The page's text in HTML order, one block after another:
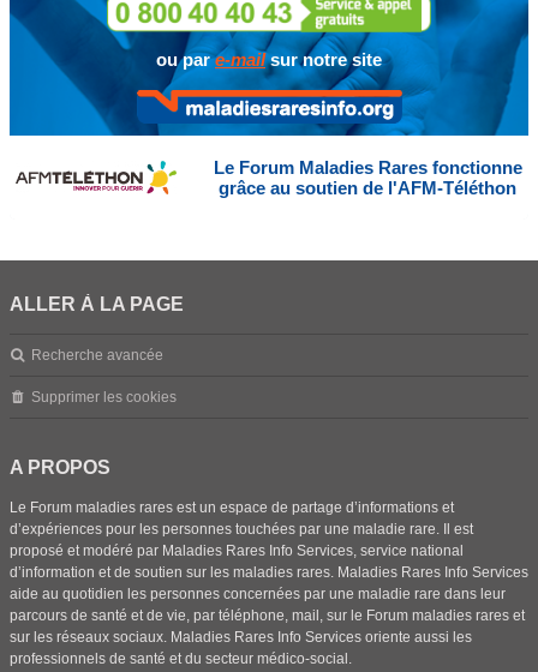
ou pare-mailsur notre site
Le Forum Maladies Rares fonctionne
grâce au soutien de l'AFM-Téléthon
ALLER À LA PAGE
Recherche avancée
Supprimer les cookies
A PROPOS
Le Forum maladies rares est un espace de partage d’informations et
d’expériences pour les personnes touchées par une maladie rare. Il est
proposé et modéré par Maladies Rares Info Services, service national
d’information et de soutien sur les maladies rares. Maladies Rares Info Services
aide au quotidien les personnes concernées par une maladie rare dans leur
parcours de santé et de vie, par téléphone, mail, sur le Forum maladies rares et
sur les réseaux sociaux. Maladies Rares Info Services oriente aussi les
professionnels de santé et du secteur médico-social.